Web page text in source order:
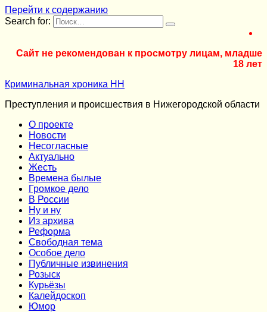
Перейти к содержанию
Search for:
Сайт не рекомендован к просмотру лицам, младше
18 лет
Криминальная хроника НН
Преступления и происшествия в Нижегородской области
О проекте
Новости
Несогласные
Актуально
Жесть
Времена былые
Громкое дело
В России
Ну и ну
Из архива
Реформа
Cвободная тема
Особое дело
Публичные извинения
Розыск
Курьёзы
Калейдоскоп
Юмор